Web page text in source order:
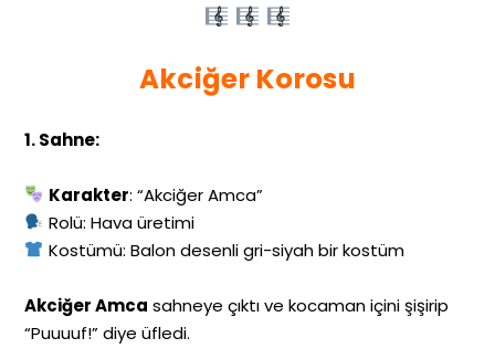
Akciğer Korosu
1. Sahne:
Karakter: “Akciğer Amca”
Rolü: Hava üretimi
Kostümü: Balon desenli gri-siyah bir kostüm
Akciğer Amca sahneye çıktı ve kocaman içini şişirip
“Puuuuf!” diye üfledi.